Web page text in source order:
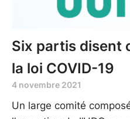
Six partis disent
la loi COVID-19
4 novembre 2021
Un large comité